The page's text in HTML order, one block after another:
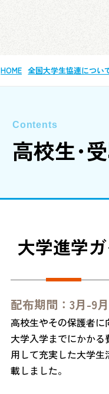
HOME 全国大学生協連につい
高校生･
大学進学
配布期間：3月-9月
高校生やその保護者に
大学入学までにかか
用して充実した大学
載しました。